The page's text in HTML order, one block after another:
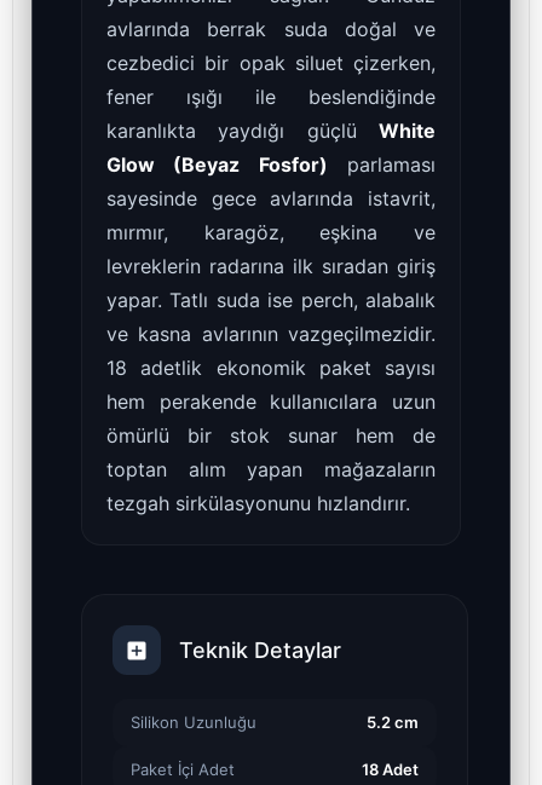
avlarında berrak suda doğal ve
cezbedici bir opak siluet çizerken,
fener ışığı ile beslendiğinde
karanlıkta yaydığı güçlü White
Glow (Beyaz Fosfor) parlaması
sayesinde gece avlarında istavrit,
mırmır, karagöz, eşkina ve
levreklerin radarına ilk sıradan giriş
yapar. Tatlı suda ise perch, alabalık
ve kasna avlarının vazgeçilmezidir.
18 adetlik ekonomik paket sayısı
hem perakende kullanıcılara uzun
ömürlü bir stok sunar hem de
toptan alım yapan mağazaların
tezgah sirkülasyonunu hızlandırır.
Teknik Detaylar
Silikon Uzunluğu 5.2 cm
Paket İçi Adet 18 Adet